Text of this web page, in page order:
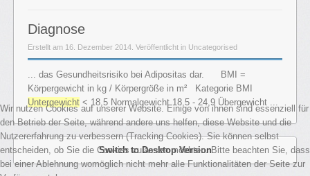
Diagnose
Erstellt am 16. Dezember 2014. Veröffentlicht in Uncategorised
... das Gesundheitsrisiko bei Adipositas dar. BMI =
Körpergewicht in kg / Körpergröße in m² Kategorie BMI
Untergewicht < 18,5 Normalgewicht 18,5 - 24,9 Übergewicht ...
Switch to Desktop Version
Wir nutzen Cookies auf unserer Website. Einige von ihnen sind essenziell für
den Betrieb der Seite, während andere uns helfen, diese Website und die
Nutzererfahrung zu verbessern (Tracking Cookies). Sie können selbst
entscheiden, ob Sie die Cookies zulassen möchten. Bitte beachten Sie, dass
bei einer Ablehnung womöglich nicht mehr alle Funktionalitäten der Seite zur